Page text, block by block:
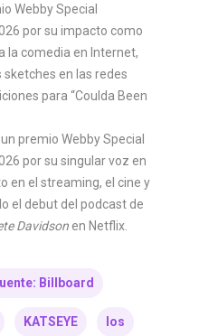
Webby Special
por su impacto como
la comedia en Internet,
en las redes
para “Coulda Been
premio Webby Special
por su singular voz en
en el streaming, el cine y
el debut del podcast de
Davidson en Netflix.
Billboard
KATSEYE los